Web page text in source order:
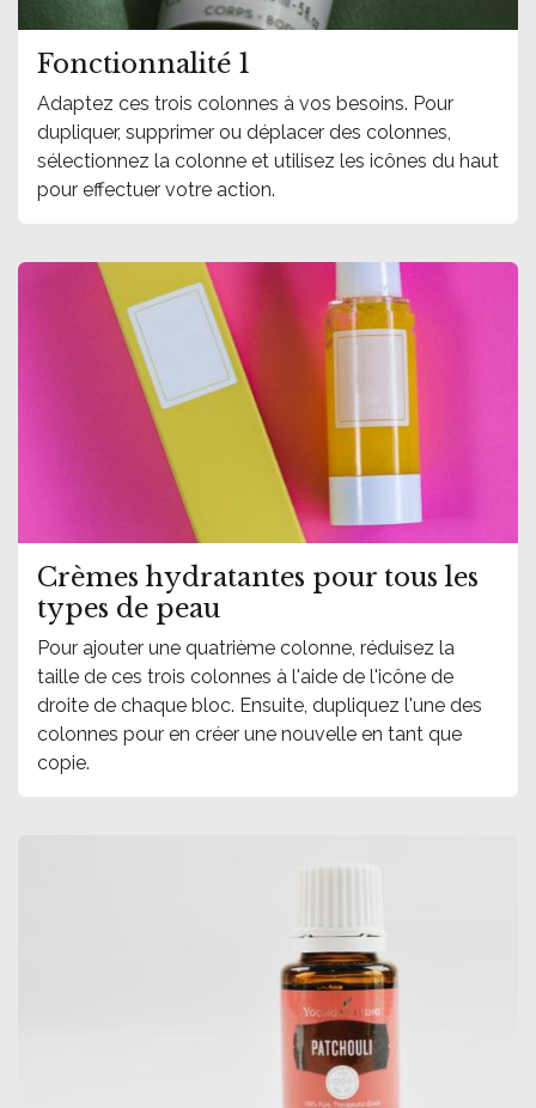
Fonctionnalité 1
Adaptez ces trois colonnes à vos besoins. Pour
dupliquer, supprimer ou déplacer des colonnes,
sélectionnez la colonne et utilisez les icônes du haut
pour effectuer votre action.
Crèmes hydratantes pour tous les
types de peau
Pour ajouter une quatrième colonne, réduisez la
taille de ces trois colonnes à l'aide de l'icône de
droite de chaque bloc. Ensuite, dupliquez l'une des
colonnes pour en créer une nouvelle en tant que
copie.